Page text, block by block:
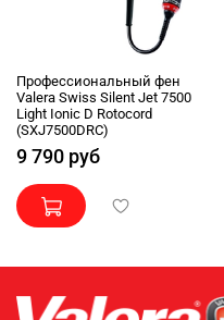
Профессиональный фен
Valera Swiss Silent Jet 7500
Light Ionic D Rotocord
(SXJ7500DRC)
9 790 руб